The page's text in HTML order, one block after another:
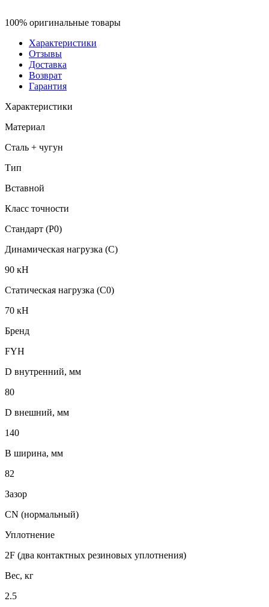
100% оригинальные товары
Характеристики
Отзывы
Доставка
Возврат
Гарантия
Характеристики
Материал
Сталь + чугун
Тип
Вставной
Класс точности
Стандарт (P0)
Динамическая нагрузка (C)
90 кН
Статическая нагрузка (C0)
70 кН
Бренд
FYH
D внутренний, мм
80
D внешний, мм
140
B ширина, мм
82
Зазор
CN (нормальный)
Уплотнение
2F (два контактных резиновых уплотнения)
Вес, кг
2.5